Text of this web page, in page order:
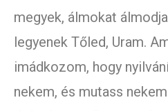
megyek, álmokat
legyenek Tőled, Uram.
imádkozom, hogy
nekem, és mutass